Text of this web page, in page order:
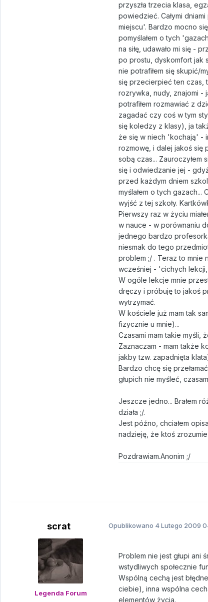
przyszła trzecia klasa,
powiedzieć. Całymi
miejscu'. Bardzo mocno
pomyślałem o tych
na siłę, udawało mi się -
po prostu, dyskomfort jak
nie potrafiłem się skupić/
się przecierpieć ten czas,
rozrywka, nudy, znajomi -
potrafiłem rozmawiać z
zagadać czy coś w tym
się koledzy z klasy), ja
że się w niech 'kochają' -
rozmowę, i dalej jakoś się
sobą czas... Zauroczyłem
się i odwiedzanie jej -
przed każdym dniem
myślałem o tych
wyjść z tej szkoły.
Pierwszy raz w życiu
w nauce - w porównaniu
jednego bardzo
niesmak do tego
problem ;/ . Teraz to mnie
wcześniej - 'cichych
W ogóle lekcje mnie
dręczy i próbuję to jakoś
wytrzymać.
W kościele już mam tak
fizycznie u mnie)...
Czasami mam takie myśli,
Zaznaczam - mam także
jakby tzw. zapadnięta
Bardzo chcę się
głupich nie myśleć,
Jeszcze jedno... Brałem
działa ;/.
Jest późno, chciałem
nadzieję, że ktoś
Pozdrawiam.Anonim ;/
scrat
Legenda Forum
Opublikowano 4 Lutego 2009
Problem nie jest głupi ani
wstydliwych społecznie
Wspólną cechą jest
ciebie), inna wspólna
elementów życia.